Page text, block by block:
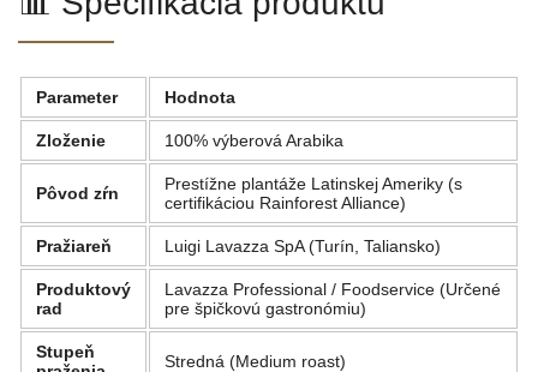
Parameter Hodnota
Zloženie 100% výberová Arabika
Pôvod zŕn
Prestížne plantáže Latinskej Ameriky (s
certifikáciou Rainforest Alliance)
Pražiareň Luigi Lavazza SpA (Turín, Taliansko)
Produktový
rad
Lavazza Professional / Foodservice (Určené
pre špičkovú gastronómiu)
Stupeň
Stredná (Medium roast)